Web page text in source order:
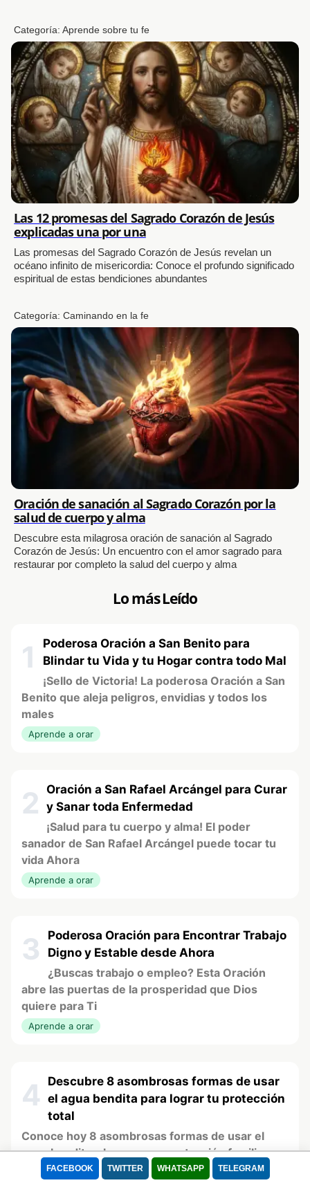
FACEBOOK TWITTER WHATSAPP TELEGRAM
Categoría:Aprende sobre tu fe
Las 12 promesas del Sagrado Corazón de Jesús
explicadas una por una
Las promesas del Sagrado Corazón de Jesús revelan un
océano infinito de misericordia: Conoce el profundo significado
espiritual de estas bendiciones abundantes
Categoría:Caminando en la fe
Oración de sanación al Sagrado Corazón por la
salud de cuerpo y alma
Descubre esta milagrosa oración de sanación al Sagrado
Corazón de Jesús: Un encuentro con el amor sagrado para
restaurar por completo la salud del cuerpo y alma
Lo más Leído
1
Poderosa Oración a San Benito para
Blindar tu Vida y tu Hogar contra todo Mal
¡Sello de Victoria! La poderosa Oración a San
Benito que aleja peligros, envidias y todos los
males
Aprende a orar
2 Oración a San Rafael Arcángel para Curar
y Sanar toda Enfermedad
¡Salud para tu cuerpo y alma! El poder
sanador de San Rafael Arcángel puede tocar tu
vida Ahora
Aprende a orar
3
Poderosa Oración para Encontrar Trabajo
Digno y Estable desde Ahora
¿Buscas trabajo o empleo? Esta Oración
abre las puertas de la prosperidad que Dios
quiere para Ti
Aprende a orar
4
Descubre 8 asombrosas formas de usar
el agua bendita para lograr tu protección
total
Conoce hoy 8 asombrosas formas de usar el
agua bendita y lograr gran protección familiar
Caminando en la fe